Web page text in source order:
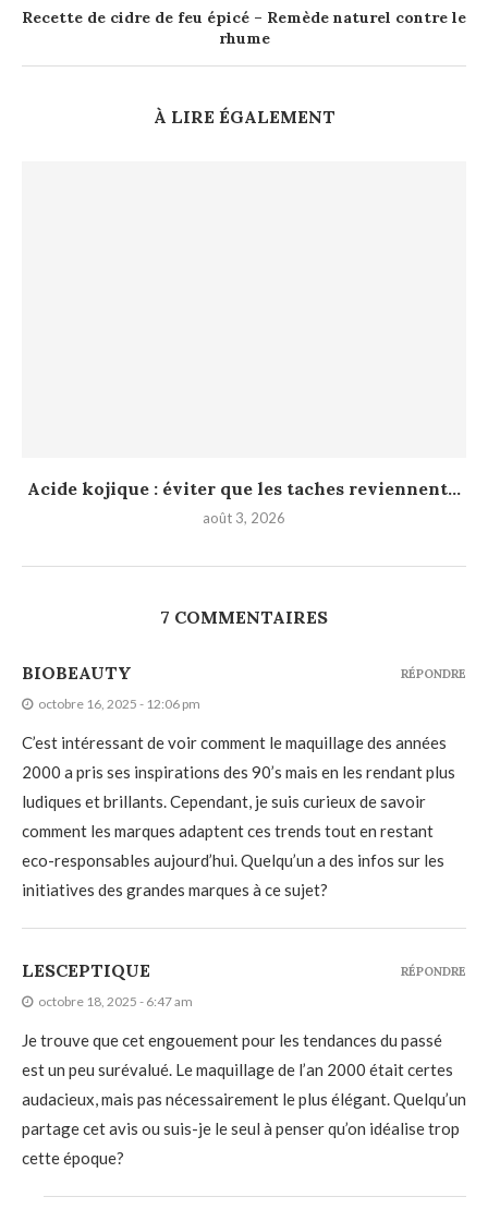
Recette de cidre de feu épicé – Remède naturel contre le
rhume
À LIRE ÉGALEMENT
Acide kojique : éviter que les taches reviennent...
août 3, 2026
7 COMMENTAIRES
BIOBEAUTY
octobre 16, 2025 - 12:06 pm
C’est intéressant de voir comment le maquillage des années
2000 a pris ses inspirations des 90’s mais en les rendant plus
ludiques et brillants. Cependant, je suis curieux de savoir
comment les marques adaptent ces trends tout en restant
eco-responsables aujourd’hui. Quelqu’un a des infos sur les
initiatives des grandes marques à ce sujet?
RÉPONDRE
LESCEPTIQUE
octobre 18, 2025 - 6:47 am
Je trouve que cet engouement pour les tendances du passé
est un peu surévalué. Le maquillage de l’an 2000 était certes
audacieux, mais pas nécessairement le plus élégant. Quelqu’un
partage cet avis ou suis-je le seul à penser qu’on idéalise trop
cette époque?
RÉPONDRE